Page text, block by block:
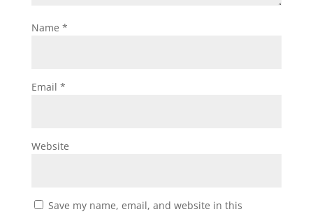
Name *
Email *
Website
Save my name, email, and website in this